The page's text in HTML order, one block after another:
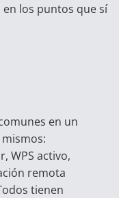
los puntos que sí
en un
WPS activo,
remota
tienen